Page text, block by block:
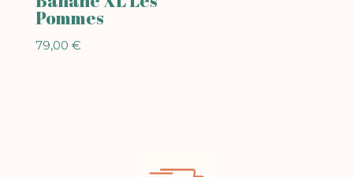
Pommes
79,00 €